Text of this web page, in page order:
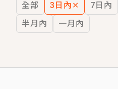
全部
3日內 ✕
7日內
半月內
一月內